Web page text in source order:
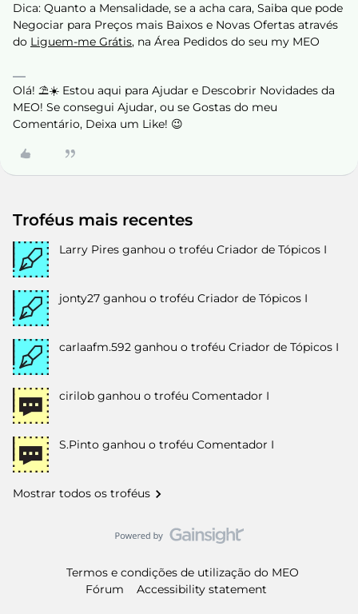
Dica: Quanto a Mensalidade, se a acha cara, Saiba que pode
Negociar para Preços mais Baixos e Novas Ofertas através
do Liguem-me Grátis, na Área Pedidos do seu my MEO
Olá! ⛱️☀️ Estou aqui para Ajudar e Descobrir Novidades da
MEO! Se consegui Ajudar, ou se Gostas do meu
Comentário, Deixa um Like! 😉
Troféus mais recentes
Larry Pires ganhou o troféu Criador de Tópicos I
jonty27 ganhou o troféu Criador de Tópicos I
carlaafm.592 ganhou o troféu Criador de Tópicos I
cirilob ganhou o troféu Comentador I
S.Pinto ganhou o troféu Comentador I
Mostrar todos os troféus
Termos e condições de utilização do MEO
Fórum
Accessibility statement